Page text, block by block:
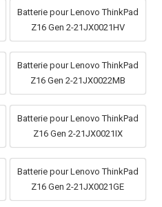
Batterie pour Lenovo ThinkPad
Z16 Gen 2-21JX0021HV
Batterie pour Lenovo ThinkPad
Z16 Gen 2-21JX0022MB
Batterie pour Lenovo ThinkPad
Z16 Gen 2-21JX0021IX
Batterie pour Lenovo ThinkPad
Z16 Gen 2-21JX0021GE